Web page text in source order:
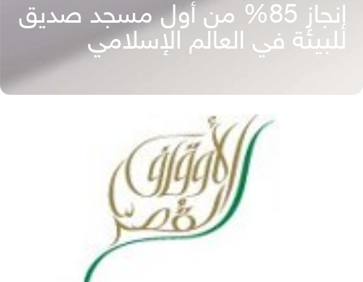
إنجاز 85% من أول مسجد صديق
للبيئة في العالم الإسلامي